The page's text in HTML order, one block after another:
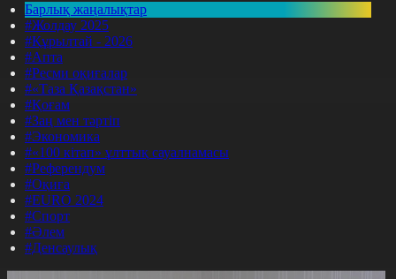
Барлық жаңалықтар
#Жолдау 2025
#Құрылтай - 2026
#Апта
#Ресми оқиғалар
#«Таза Қазақстан»
#Қоғам
#Заң мен тәртіп
#Экономика
#«100 кітап» ұлттық сауалнамасы
#Референдум
#Оқиға
#EURO 2024
#Спорт
#Әлем
#Денсаулық